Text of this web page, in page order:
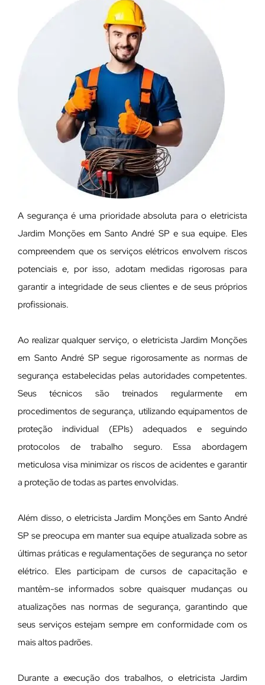
A segurança é uma prioridade absoluta para o eletricista
Jardim Monções em Santo André SP e sua equipe. Eles
compreendem que os serviços elétricos envolvem riscos
potenciais e, por isso, adotam medidas rigorosas para
garantir a integridade de seus clientes e de seus próprios
profissionais.
Ao realizar qualquer serviço, o eletricista Jardim Monções
em Santo André SP segue rigorosamente as normas de
segurança estabelecidas pelas autoridades competentes.
Seus técnicos são treinados regularmente em
procedimentos de segurança, utilizando equipamentos de
proteção individual (EPIs) adequados e seguindo
protocolos de trabalho seguro. Essa abordagem
meticulosa visa minimizar os riscos de acidentes e garantir
a proteção de todas as partes envolvidas.
Além disso, o eletricista Jardim Monções em Santo André
SP se preocupa em manter sua equipe atualizada sobre as
últimas práticas e regulamentações de segurança no setor
elétrico. Eles participam de cursos de capacitação e
mantêm-se informados sobre quaisquer mudanças ou
atualizações nas normas de segurança, garantindo que
seus serviços estejam sempre em conformidade com os
mais altos padrões.
Durante a execução dos trabalhos, o eletricista Jardim